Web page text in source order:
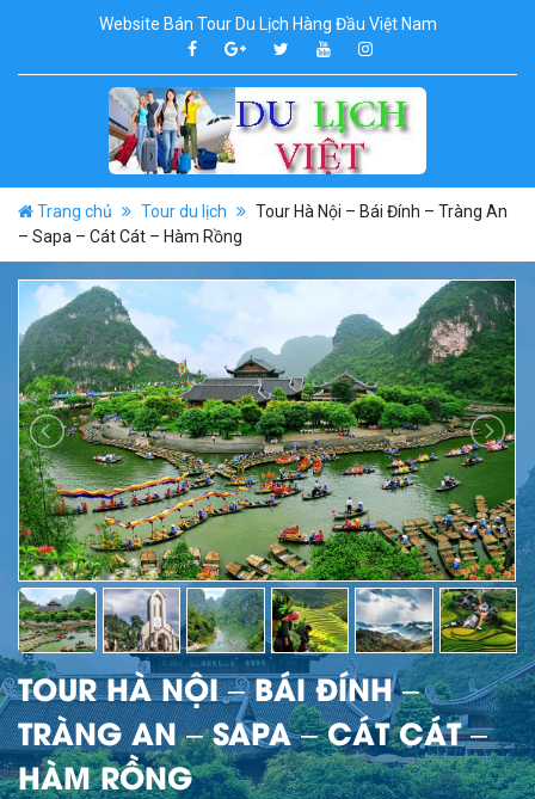
Website Bán Tour Du Lịch Hàng Đầu Việt Nam
Trang chủ Tour du lịch
Tour Hà Nội – Bái Đính – Tràng An
– Sapa – Cát Cát – Hàm Rồng
TOUR HÀ NỘI – BÁI ĐÍNH –
TRÀNG AN – SAPA – CÁT CÁT –
HÀM RỒNG